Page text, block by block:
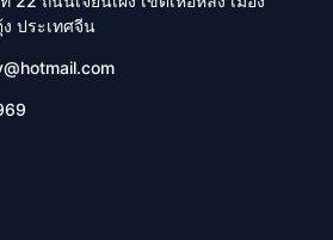
ประเทศจีน